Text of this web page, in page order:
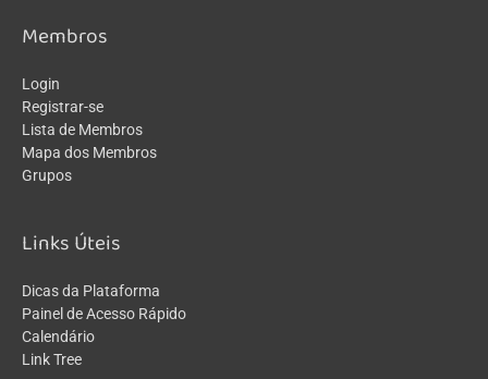
Membros
Login
Registrar-se
Lista de Membros
Mapa dos Membros
Grupos
Links Úteis
Dicas da Plataforma
Painel de Acesso Rápido
Calendário
Link Tree